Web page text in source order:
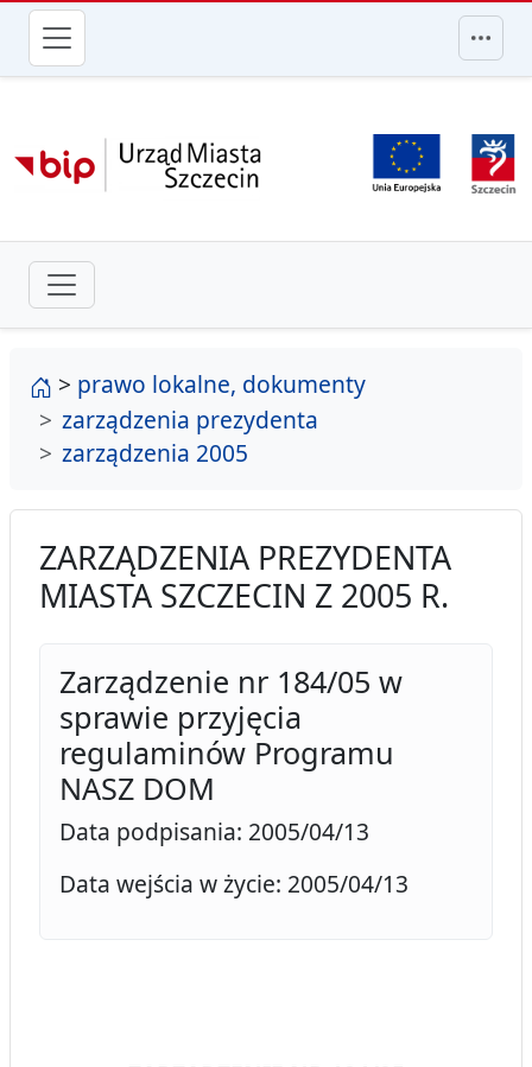
przejdź do głównego menu
strona główna
> prawo lokalne, dokumenty
zarządzenia prezydenta
zarządzenia 2005
ZARZĄDZENIA PREZYDENTA
MIASTA SZCZECIN Z 2005 R.
Zarządzenie nr 184/05 w
sprawie przyjęcia
regulaminów Programu
NASZ DOM
Data podpisania: 2005/04/13
Data wejścia w życie: 2005/04/13